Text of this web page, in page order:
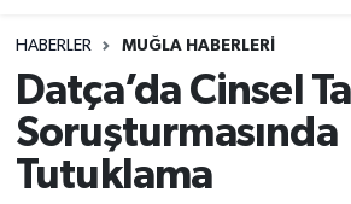
HABERLER MUĞLA HABERLERI
Datça’da Cinsel
Soruşturmasında
Tutuklama
Magazin
Muğla Haber
Siyaset
Muğla Trafik Yoğunluk Haritası
Süper Lig Puan Durumu ve
Tüm Manşetler